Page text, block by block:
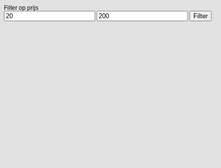
Filter op prijs
Min.
prijs
Max.
prijs
Filter